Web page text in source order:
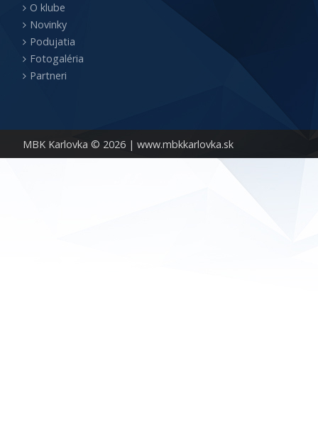
MBK Karlovka © 2026 | www.mbkkarlovka.sk
O klube
Novinky
Podujatia
Fotogaléria
Partneri